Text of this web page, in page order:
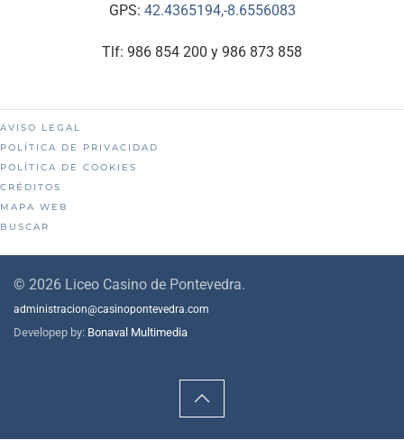
GPS: 42.4365194,-8.6556083
Tlf: 986 854 200 y 986 873 858
AVISO LEGAL
POLÍTICA DE PRIVACIDAD
POLÍTICA DE COOKIES
CRÉDITOS
MAPA WEB
BUSCAR
© 2026 Liceo Casino de Pontevedra.
administracion@casinopontevedra.com
Developep by: Bonaval Multimedia